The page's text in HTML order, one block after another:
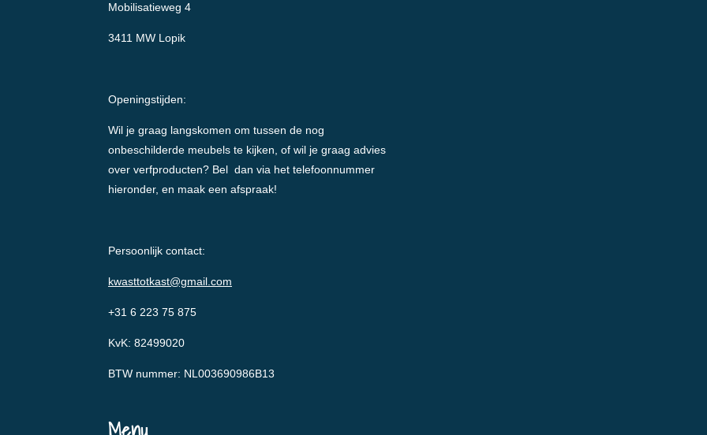
Mobilisatieweg 4
3411 MW Lopik
Openingstijden:
Wil je graag langskomen om tussen de nog
onbeschilderde meubels te kijken, of wil je graag advies
over verfproducten? Bel dan via het telefoonnummer
hieronder, en maak een afspraak!
Persoonlijk contact:
kwasttotkast@gmail.com
+31 6 223 75 875
KvK: 82499020
BTW nummer: NL003690986B13